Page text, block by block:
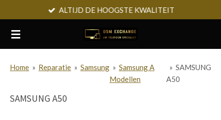
direct
naar
ALTIJD DE HOOGSTE KWALITEIT
Home » Reparatie » Samsung » Samsung A
Modellen
» SAMSUNG
A50
SAMSUNG A50